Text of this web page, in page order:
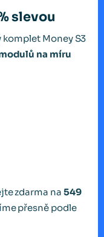
slevou
Money S3
na míru
zdarma na 549
přesně podle